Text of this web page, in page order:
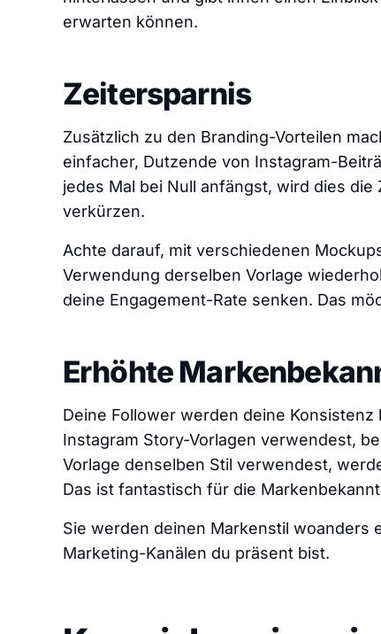
erwarten können.
Zeitersparnis
Zusätzlich zu den Branding-Vorteilen
einfacher, Dutzende von Instagram-
jedes Mal bei Null anfängst, wird dies
verkürzen.
Achte darauf, mit verschiedenen
Verwendung derselben Vorlage
deine Engagement-Rate senken. Das
Erhöhte
Deine Follower werden deine
Instagram Story-Vorlagen verwendest,
Vorlage denselben Stil verwendest,
Das ist fantastisch für die
Sie werden deinen Markenstil woanders
Marketing-Kanälen du präsent bist.